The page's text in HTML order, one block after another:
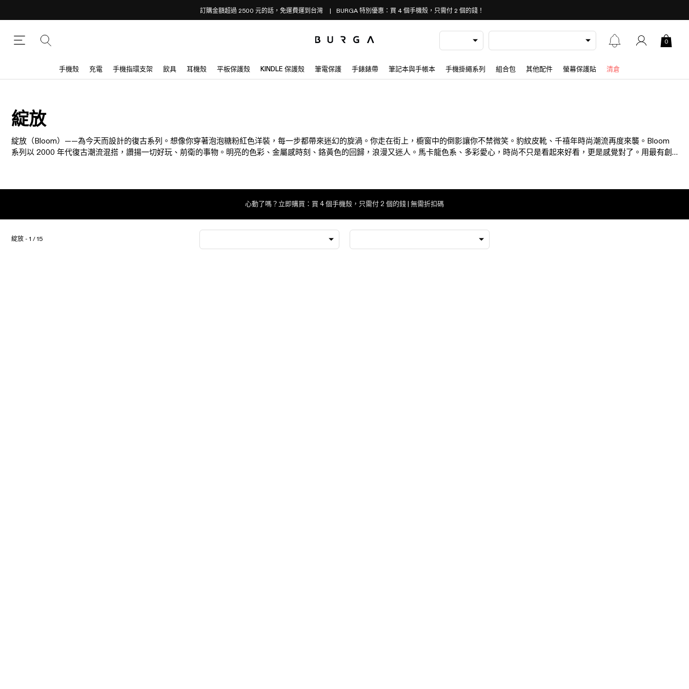
訂購金額超過 2500 元的話，免運費運到台灣 BURGA 特別優惠：買 4 個手機殼，只需付 2 個的錢！
0
手機殼 充電 手機指環支架 飲具 耳機殼 平板保護殼 KINDLE 保護殼 筆電保護 手錶錶帶 筆記本與手帳本 手機掛繩系列 組合包 其他配件 螢幕保護貼 清倉
綻放
綻放（Bloom）——為今天而設計的復古系列。想像你穿著泡泡糖粉紅色洋裝，每一步都帶來迷幻的旋渦。你走在街上，櫥窗中的倒影讓你不禁微笑。豹紋皮靴、千禧年時尚潮流再度來襲。Bloom
系列以 2000 年代復古潮流混搭，讚揚一切好玩、前衛的事物。明亮的色彩、金屬感時刻、鉻黃色的回歸，浪漫又迷人。馬卡龍色系、多彩愛心，時尚不只是看起來好看，更是感覺對了。用最有創
心動了嗎？立即購買：買 4 個手機殼，只需付 2 個的錢 | 無需折扣碼
綻放 - 1 / 15